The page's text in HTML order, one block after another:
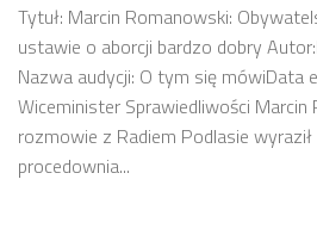
Tytuł: Marcin Romanowski:
ustawie o aborcji bardzo dobry
Nazwa audycji: O tym się
Wiceminister Sprawiedliwości
rozmowie z Radiem Podlasie
procedownia...